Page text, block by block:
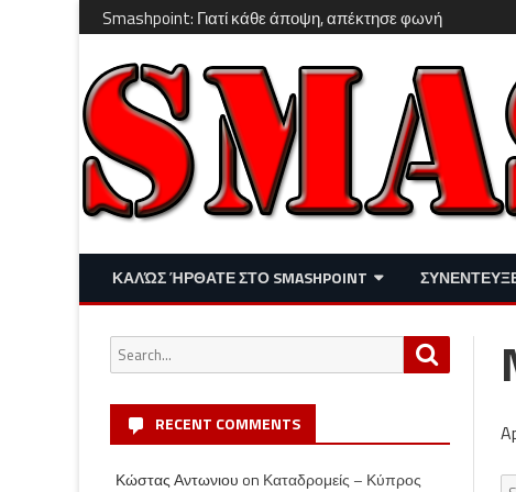
Smashpoint: Γιατί κάθε άποψη, απέκτησε φωνή
ΚΑΛΏΣ ΉΡΘΑΤΕ ΣΤΟ SMASHPOINT
ΔΙΑΣΚΈΔΑΣΗ – LIFESTYLE
Search
for:
RECENT COMMENTS
Κώστας Αντωνιου on Καταδρομείς – Κύπρος